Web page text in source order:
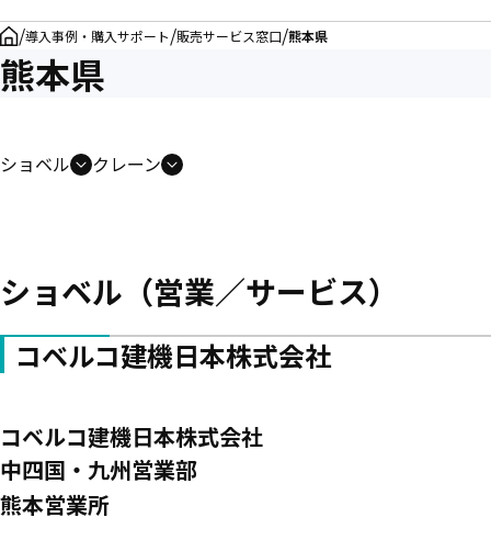
/導入事例・購入サポート/販売サービス窓口/熊本県
熊本県
ショベル クレーン
ショベル（営業／サービス）
コベルコ建機日本株式会社
コベルコ建機日本株式会社
中四国・九州営業部
熊本営業所